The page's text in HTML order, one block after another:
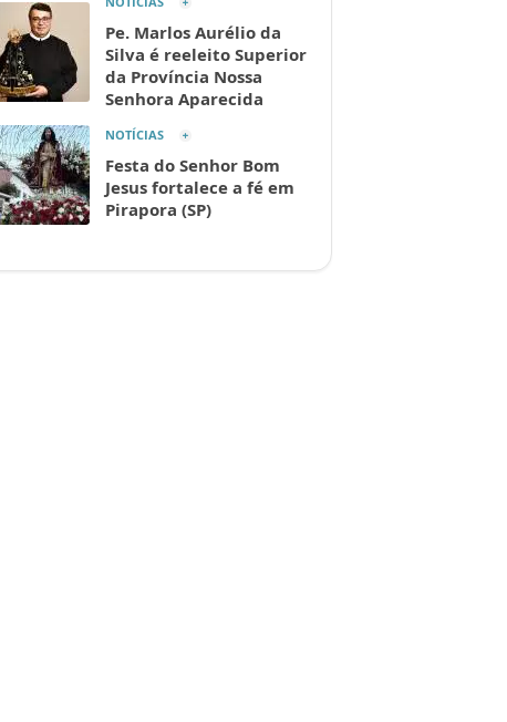
Pe. Marlos Aurélio da
Silva é reeleito Superior
da Província Nossa
Senhora Aparecida
NOTÍCIAS
Festa do Senhor Bom
Jesus fortalece a fé em
Pirapora (SP)